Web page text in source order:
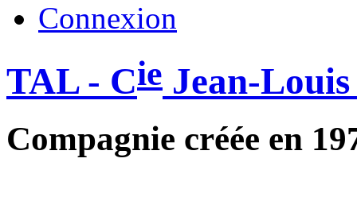
Connexion
TAL - Cie Jean-
Compagnie créée en